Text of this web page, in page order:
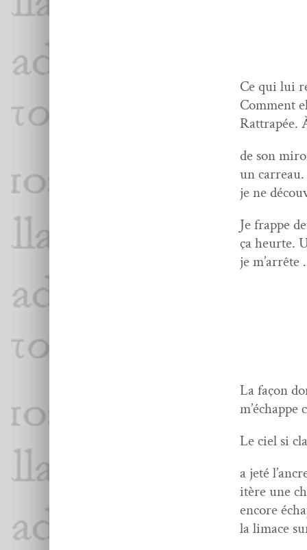
Ce qui lui
Com­ment
Rat­trapée.
de son
un
je ne
Je frappe
ça heurte.
je m’arrête
La façon
m’échappe
Le ciel si
a jeté
itère une
encore
la limace